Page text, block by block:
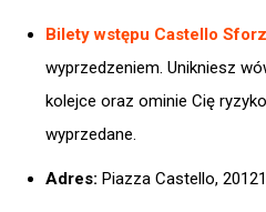
Bilety wstępu Castello
wyprzedzeniem. Unikniesz
kolejce oraz ominie Cię
wyprzedane.
Adres: Piazza Castello,